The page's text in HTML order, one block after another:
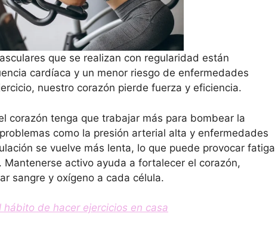
que se realizan con regularidad están
cardíaca y un menor riesgo de enfermedades
nuestro corazón pierde fuerza y eficiencia.
corazón tenga que trabajar más para bombear la
como la presión arterial alta y enfermedades
se vuelve más lenta, lo que puede provocar fatiga
Mantenerse activo ayuda a fortalecer el corazón,
sangre y oxígeno a cada célula.
hábito de hacer ejercicios en casa